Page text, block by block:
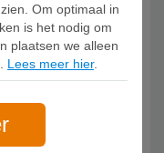
Om optimaal in
is het nodig om
plaatsen we alleen
Lees meer hier.